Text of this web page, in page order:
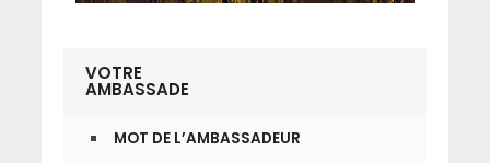
VOTRE
AMBASSADE
MOT DE L’AMBASSADEUR